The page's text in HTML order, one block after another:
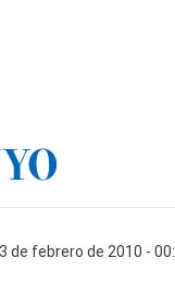
de febrero de 2010 -